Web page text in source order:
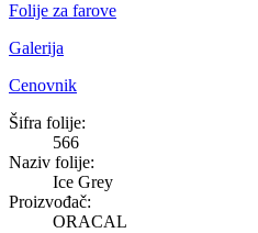
Folije za farove
Galerija
Cenovnik
Ice Grey
Šifra folije:
566
Naziv folije:
Ice Grey
Proizvođač:
ORACAL